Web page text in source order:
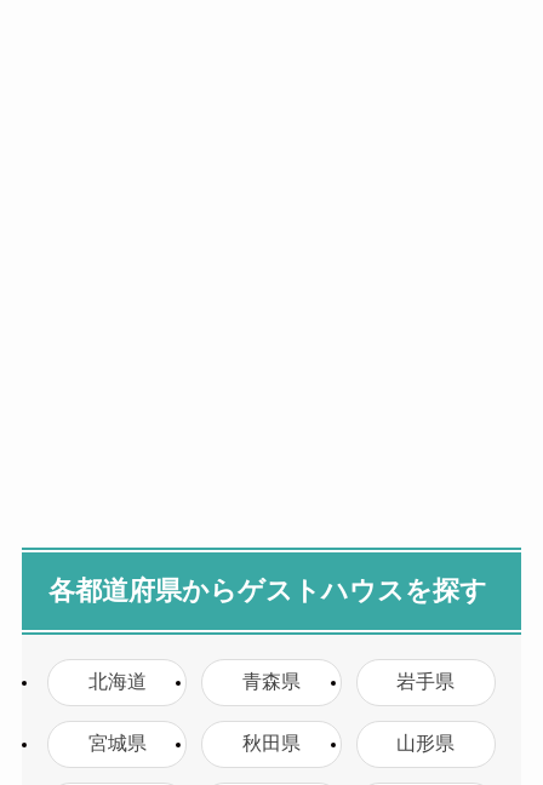
各都道府県からゲストハウスを探す
北海道 青森県 岩手県
宮城県 秋田県 山形県